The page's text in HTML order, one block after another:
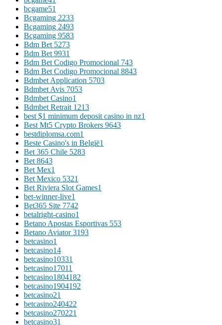
bcgame51
Bcgaming 2233
Bcgaming 2493
Bcgaming 9583
Bdm Bet 5273
Bdm Bet 9931
Bdm Bet Codigo Promocional 743
Bdm Bet Codigo Promocional 8843
Bdmbet Application 5703
Bdmbet Avis 7053
Bdmbet Casino1
Bdmbet Retrait 1213
best $1 minimum deposit casino in nz1
Best Mt5 Crypto Brokers 9643
bestdiplomsa.com1
Beste Casino's in België1
Bet 365 Chile 5283
Bet 8643
Bet Mex1
Bet Mexico 5321
Bet Riviera Slot Games1
bet-winner-live1
Bet365 Site 7742
betalright-casino1
Betano Apostas Esportivas 553
Betano Aviator 3193
betcasino1
betcasino14
betcasino10331
betcasino17011
betcasino1804182
betcasino1904192
betcasino21
betcasino240422
betcasino270221
betcasino31